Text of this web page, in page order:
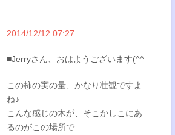
2014/12/12 07:27
■Jerryさん、おはようございます(^^
この柿の実の量、かなり壮観ですよ
ね♪
こんな感じの木が、そこかしこにあ
るのがこの場所で